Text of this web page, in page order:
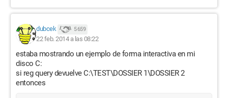
dubcek 5 659
22 feb. 2014 a las 08:22
estaba mostrando un ejemplo de forma interactiva en mi
disco C:
si reg query devuelve C:\TEST\DOSSIER 1\DOSSIER 2
entonces